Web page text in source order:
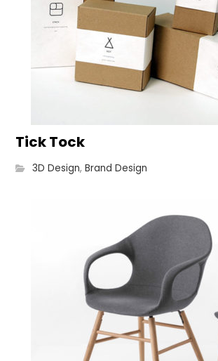
Tick Tock
3D Design,Brand Design